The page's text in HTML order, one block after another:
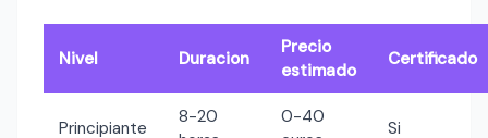
Nivel Duracion
Precio
estimado
Certificado
Principiante
8-20
0-40
Si